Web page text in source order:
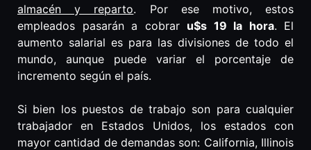
almacén y reparto. Por ese motivo, estos
empleados pasarán a cobrar u$s 19 la hora. El
aumento salarial es para las divisiones de todo el
mundo, aunque puede variar el porcentaje de
incremento según el país.
Si bien los puestos de trabajo son para cualquier
trabajador en Estados Unidos, los estados con
mayor cantidad de demandas son: California, Illinois